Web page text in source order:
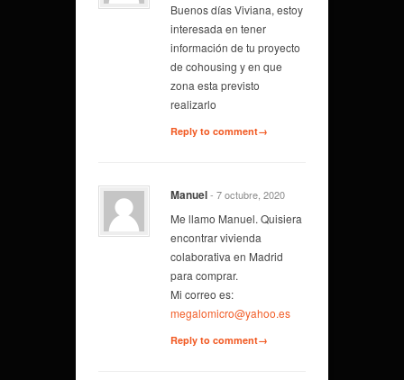
Buenos días Viviana, estoy
interesada en tener
información de tu proyecto
de cohousing y en que
zona esta previsto
realizarlo
Reply to comment→
Manuel- 7 octubre, 2020
Me llamo Manuel. Quisiera
encontrar vivienda
colaborativa en Madrid
para comprar.
Mi correo es:
megalomicro@yahoo.es
Reply to comment→